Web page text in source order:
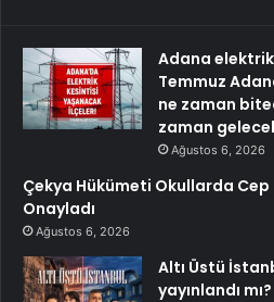
Adana
Temmuz
ne zaman
zaman
Ağustos 6, 2026
Çekya Hükümeti Okullarda Cep
Onayladı
Ağustos 6, 2026
Altı Üstü
yayınlandı mı?